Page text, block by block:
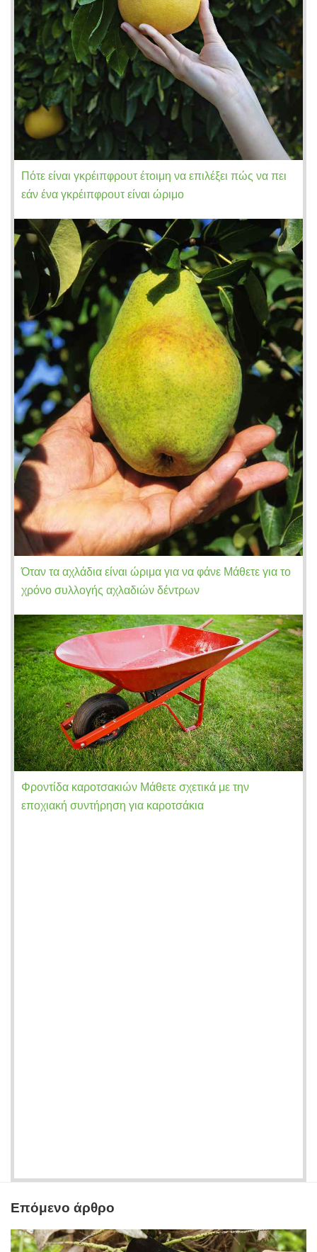
Πότε είναι γκρέιπφρουτ έτοιμη να επιλέξει πώς να πει
εάν ένα γκρέιπφρουτ είναι ώριμο
Όταν τα αχλάδια είναι ώριμα για να φάνε Μάθετε για το
χρόνο συλλογής αχλαδιών δέντρων
Φροντίδα καροτσακιών Μάθετε σχετικά με την
εποχιακή συντήρηση για καροτσάκια
Επόμενο άρθρο